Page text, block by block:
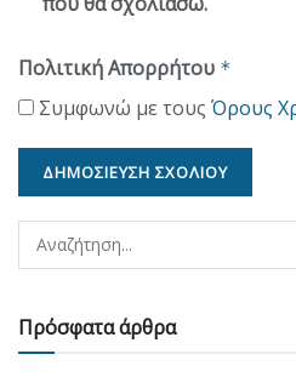
Πολιτική Απορρήτου *
Συμφωνώ με τους Όρους
Πρόσφατα άρθρα